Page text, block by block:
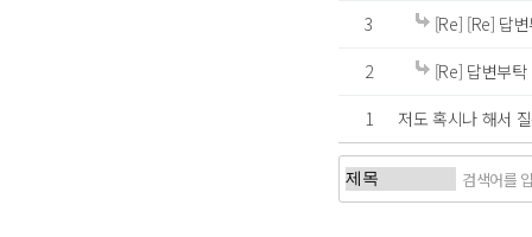
3
[Re] [Re] 답
2
[Re] 답변부탁
1
저도 혹시나 해서